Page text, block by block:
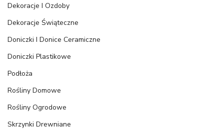
Dekoracje I Ozdoby
Dekoracje Świąteczne
Doniczki I Donice Ceramiczne
Doniczki Plastikowe
Podłoża
Rośliny Domowe
Rośliny Ogrodowe
Skrzynki Drewniane